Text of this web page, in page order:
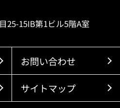
25-15IB第1ビル5階A室
お問い合わせ
サイトマップ